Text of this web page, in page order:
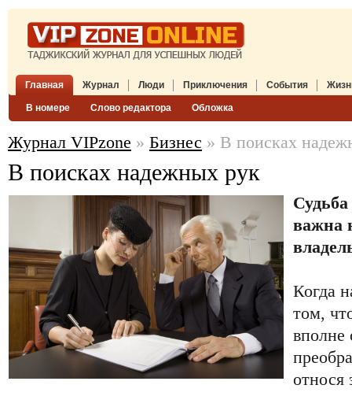
Главная Журнал
В номере Слово редактора Обложка
Люди Приключения События
Журнал VIPzone » Бизнес » В поисках
В поисках надежных рук
важна
Когда
том,
вполне
относя